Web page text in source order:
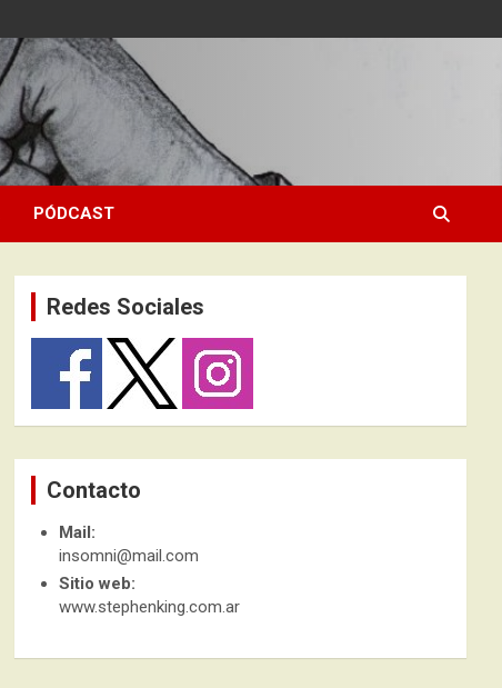
PÓDCAST
Redes Sociales
Contacto
Mail:
insomni@mail.com
Sitio web:
www.stephenking.com.ar